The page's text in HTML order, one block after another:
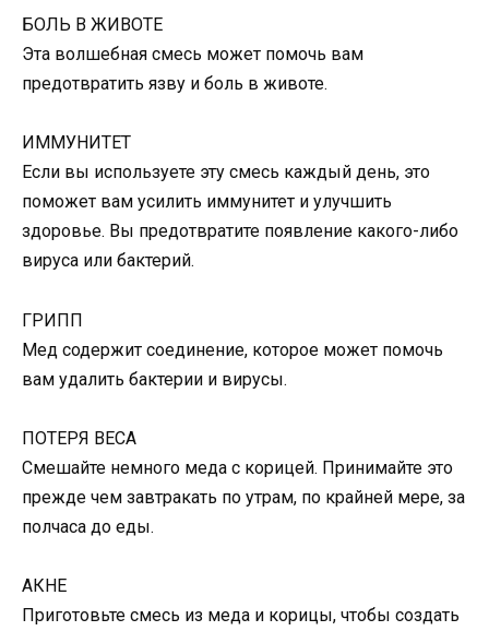
БОЛЬ В ЖИВОТЕ
Эта волшебная смесь может помочь вам
предотвратить язву и боль в животе.
ИММУНИТЕТ
Если вы используете эту смесь каждый день, это
поможет вам усилить иммунитет и улучшить
здоровье. Вы предотвратите появление какого-либо
вируса или бактерий.
ГРИПП
Мед содержит соединение, которое может помочь
вам удалить бактерии и вирусы.
ПОТЕРЯ ВЕСА
Смешайте немного меда с корицей. Принимайте это
прежде чем завтракать по утрам, по крайней мере, за
полчаса до еды.
АКНЕ
Приготовьте смесь из меда и корицы, чтобы создать